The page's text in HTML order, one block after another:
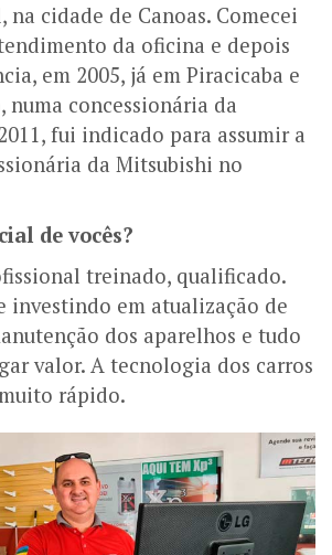
na cidade de Canoas. Comecei
da oficina e depois
em 2005, já em Piracicaba e
numa concessionária da
fui indicado para assumir a
da Mitsubishi no
de vocês?
treinado, qualificado.
investindo em atualização de
dos aparelhos e tudo
valor. A tecnologia dos carros
rápido.